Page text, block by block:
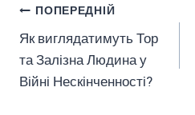
Навігація
Записів
ПОПЕРЕДНІЙ
Як виглядатимуть Тор
та Залізна Людина у
Війні Нескінченності?